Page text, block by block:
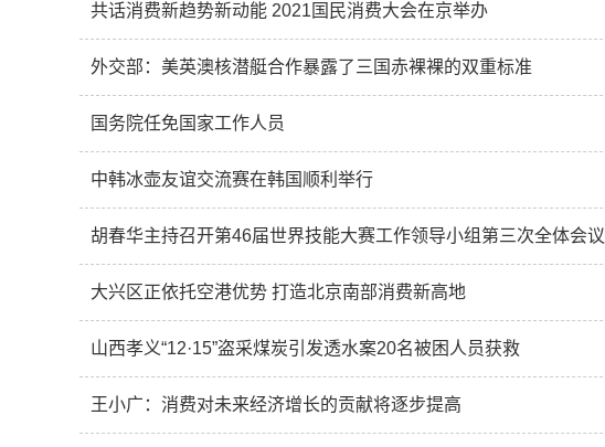
共话消费新趋势新动能 2021国民消费大会在京举办
外交部：美英澳核潜艇合作暴露了三国赤裸裸的双重标准
国务院任免国家工作人员
中韩冰壶友谊交流赛在韩国顺利举行
胡春华主持召开第46届世界技能大赛工作领导小组第三次全体会议
大兴区正依托空港优势 打造北京南部消费新高地
山西孝义“12·15”盗采煤炭引发透水案20名被困人员获救
王小广：消费对未来经济增长的贡献将逐步提高